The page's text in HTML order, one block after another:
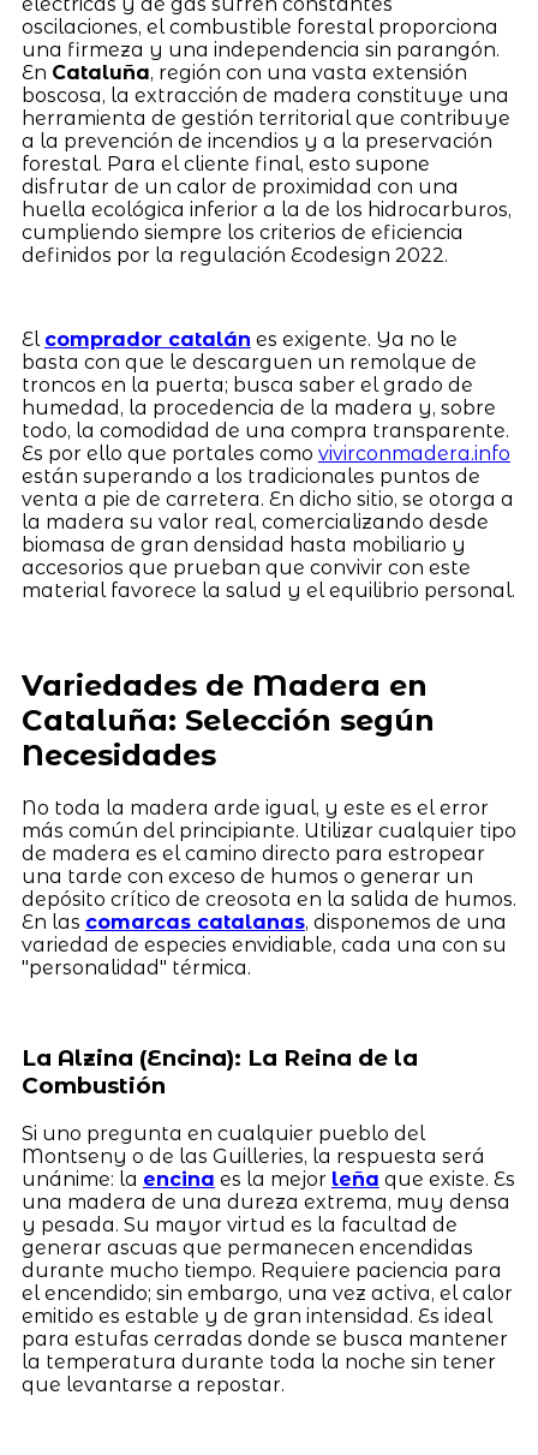
oscilaciones, el combustible forestal proporciona
una firmeza y una independencia sin parangón.
En Cataluña, región con una vasta extensión
boscosa, la extracción de madera constituye una
herramienta de gestión territorial que contribuye
a la prevención de incendios y a la preservación
forestal. Para el cliente final, esto supone
disfrutar de un calor de proximidad con una
huella ecológica inferior a la de los hidrocarburos,
cumpliendo siempre los criterios de eficiencia
definidos por la regulación Ecodesign 2022.
El comprador catalán es exigente. Ya no le
basta con que le descarguen un remolque de
troncos en la puerta; busca saber el grado de
humedad, la procedencia de la madera y, sobre
todo, la comodidad de una compra transparente.
Es por ello que portales como vivirconmadera.info
están superando a los tradicionales puntos de
venta a pie de carretera. En dicho sitio, se otorga a
la madera su valor real, comercializando desde
biomasa de gran densidad hasta mobiliario y
accesorios que prueban que convivir con este
material favorece la salud y el equilibrio personal.
Variedades de Madera en
Cataluña: Selección según
Necesidades
No toda la madera arde igual, y este es el error
más común del principiante. Utilizar cualquier tipo
de madera es el camino directo para estropear
una tarde con exceso de humos o generar un
depósito crítico de creosota en la salida de humos.
En las comarcas catalanas, disponemos de una
variedad de especies envidiable, cada una con su
"personalidad" térmica.
La Alzina (Encina): La Reina de la
Combustión
Si uno pregunta en cualquier pueblo del
Montseny o de las Guilleries, la respuesta será
unánime: la encina es la mejor leña que existe. Es
una madera de una dureza extrema, muy densa
y pesada. Su mayor virtud es la facultad de
generar ascuas que permanecen encendidas
durante mucho tiempo. Requiere paciencia para
el encendido; sin embargo, una vez activa, el calor
emitido es estable y de gran intensidad. Es ideal
para estufas cerradas donde se busca mantener
la temperatura durante toda la noche sin tener
que levantarse a repostar.